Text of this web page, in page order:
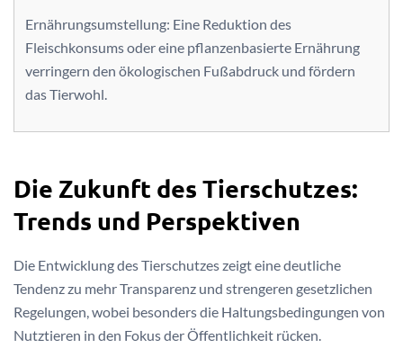
Ernährungsumstellung: Eine Reduktion des
Fleischkonsums oder eine pflanzenbasierte Ernährung
verringern den ökologischen Fußabdruck und fördern
das Tierwohl.
Die Zukunft des Tierschutzes:
Trends und Perspektiven
Die Entwicklung des Tierschutzes zeigt eine deutliche
Tendenz zu mehr Transparenz und strengeren gesetzlichen
Regelungen, wobei besonders die Haltungsbedingungen von
Nutztieren in den Fokus der Öffentlichkeit rücken.